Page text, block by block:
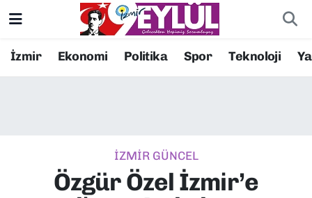
İzmir Ekonomi Politika Spor Teknoloji
İZMİR GÜNCEL
Özgür Özel İzmir’e
Resmi İlanlar
EKONOMİ
Konak Nöbetçi Eczaneler
Süper Lig Puan Durumu ve Fikstür
Tüm Manşetler